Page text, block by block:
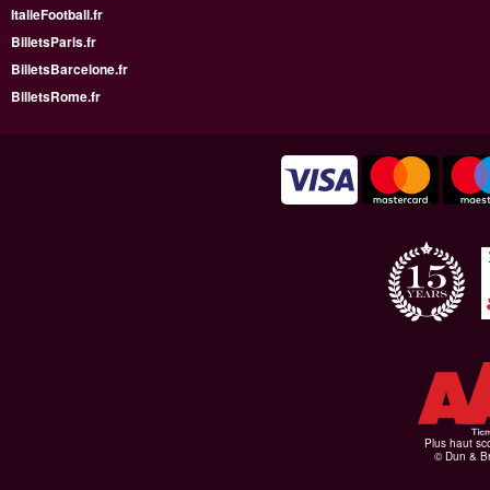
ItalieFootball.fr
BilletsParis.fr
BilletsBarcelone.fr
BilletsRome.fr
Plus haut
© Dun &